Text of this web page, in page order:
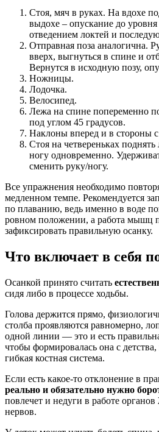
Стоя, мяч в руках. На вдохе
выдохе – опускание до
отведением локтей и
Отправная поза аналогична.
вверх, выгнуться в спине и
Вернутся в исходную позу,
Ножницы.
Лодочка.
Велосипед.
Лежа на спине попеременно
под углом 45 градусов.
Наклоны вперед и в стороны
Стоя на четвереньках
ногу одновременно.
сменить руку/ногу.
Все упражнения необходимо
медленном темпе. Рекомендуется
по плаванию, ведь именно в воде
ровном положении, а работа мышц
зафиксировать правильную осанку.
Что включает в себя
Осанкой принято считать
сидя либо в процессе ходьбы.
Голова держится прямо,
столба проявляются равномерно,
одной линии — это и есть
чтобы формировалась она с
гибкая костная система.
Если есть какое-то отклонение в
реально и обязательно нужно
повлечет и недуги в работе
нервов.